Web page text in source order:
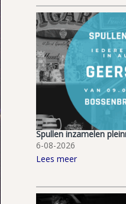
Spullen inzamelen
6-08-2026
Lees meer